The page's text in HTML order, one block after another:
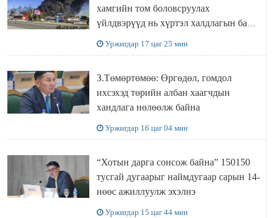
хамгийн том боловсруулах
үйлдвэрүүд нь хүртэл халдлагын бай
Уржигдар 17 цаг 25 мин
З.Төмөртөмөө: Өргөдөл, гомдол
ихсэхэд төрийн албан хаагчдын
хандлага нөлөөлж байна
Уржигдар 16 цаг 04 мин
“Хотын дарга сонсож байна” 150150
тусгай дугаарыг наймдугаар сарын 14-
нөөс ажиллуулж эхэлнэ
Уржигдар 15 цаг 44 мин